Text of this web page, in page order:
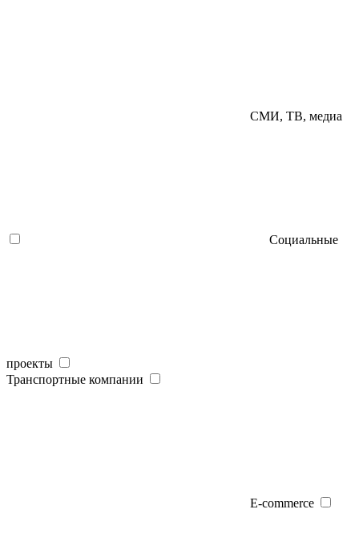
СМИ, ТВ, медиа
Социальные
проекты
Транспортные компании
E-commerce